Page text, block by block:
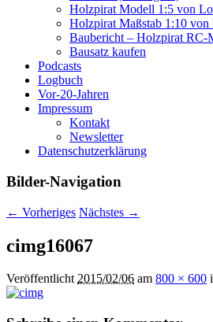
Holzpirat Modell 1:5 von
Holzpirat Maßstab 1:10 von
Baubericht – Holzpirat RC-
Bausatz kaufen
Podcasts
Logbuch
Vor-20-Jahren
Impressum
Kontakt
Newsletter
Datenschutzerklärung
Bilder-Navigation
← Vorheriges Nächstes →
cimg16067
Veröffentlicht2015/02/06 am 800 × 600